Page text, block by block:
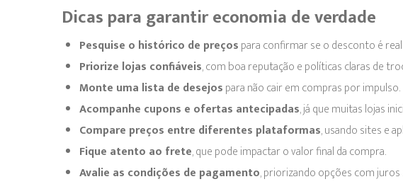
Dicas para garantir economia de verdade
Pesquise o histórico de preçospara confirmar se o desconto é
Priorize lojas confiáveis, com boa reputação e políticas claras de
Monte uma lista de desejospara não cair em compras por impulso.
Acompanhe cupons e ofertas antecipadas, já que muitas lojas
Compare preços entre diferentes plataformas, usando sites e
Fique atento ao frete, que pode impactar o valor final da compra.
Avalie as condições de pagamento, priorizando opções com